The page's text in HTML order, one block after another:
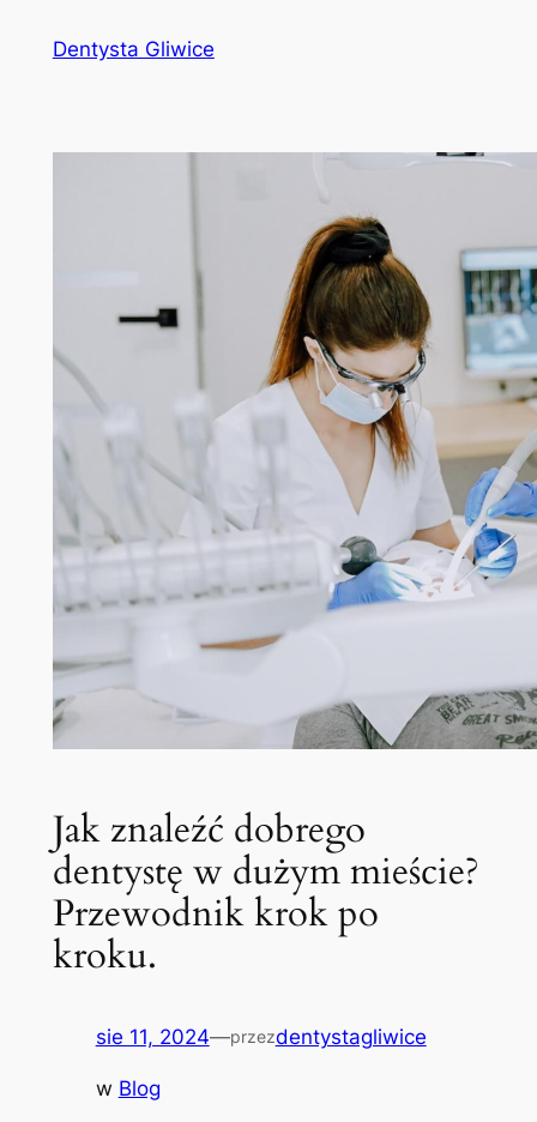
Dentysta Gliwice
Jak znaleźć dobrego
dentystę w dużym mieście?
Przewodnik krok po
kroku.
sie 11, 2024—przezdentystagliwice
w Blog